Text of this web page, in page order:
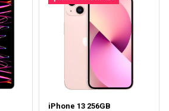
iPhone 13 256GB